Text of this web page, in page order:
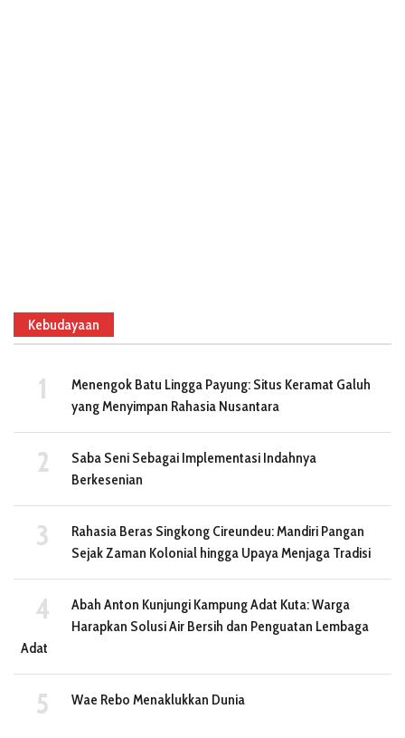
Kebudayaan
Menengok Batu Lingga Payung: Situs Keramat Galuh
yang Menyimpan Rahasia Nusantara
Saba Seni Sebagai Implementasi Indahnya
Berkesenian
Rahasia Beras Singkong Cireundeu: Mandiri Pangan
Sejak Zaman Kolonial hingga Upaya Menjaga Tradisi
Abah Anton Kunjungi Kampung Adat Kuta: Warga
Harapkan Solusi Air Bersih dan Penguatan Lembaga
Adat
Wae Rebo Menaklukkan Dunia